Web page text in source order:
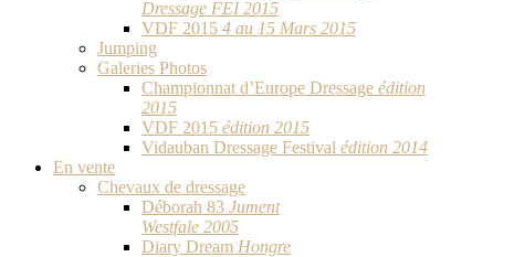
Dressage FEI 2015
VDF 2015 4 au 15 Mars 2015
Jumping
Galeries Photos
Championnat d’Europe Dressage édition
2015
VDF 2015 édition 2015
Vidauban Dressage Festival édition 2014
En vente
Chevaux de dressage
Déborah 83 Jument
Westfale 2005
Diary Dream Hongre